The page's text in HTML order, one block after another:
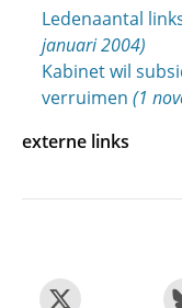
Ledenaantal
januari 2004)
Kabinet wil
verruimen (1
externe links